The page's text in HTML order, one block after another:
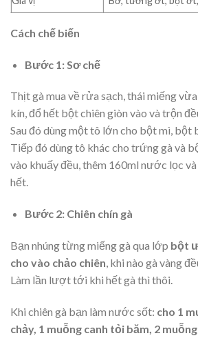
Cách chế biến
Bước 1: Sơ chế
Thịt gà mua về rửa sạch, thái miếng
kín, đổ hết bột chiên giòn vào và trộn
Sau đó dùng một tô lớn cho bột mì, bột
Tiếp đó dùng tô khác cho trứng gà và
vào khuấy đều, thêm 160ml nước lọc
hết.
Bước 2: Chiên chín gà
Bạn nhúng từng miếng gà qua lớp bột
cho vào chảo chiên, khi nào gà vàng
Làm lần lượt tới khi hết gà thì thôi.
Khi chiên gà bạn làm nước sốt: cho 1
chảy, 1 muỗng canh tỏi băm, 2